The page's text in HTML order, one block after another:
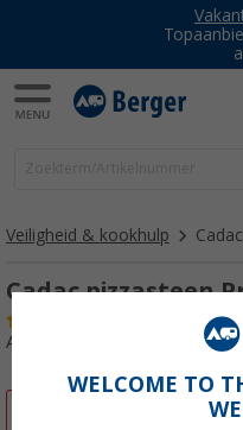
Veiligheid & kookhulp
Cadac pizzasteen
Artikelnr: 524940
WELCOME TO